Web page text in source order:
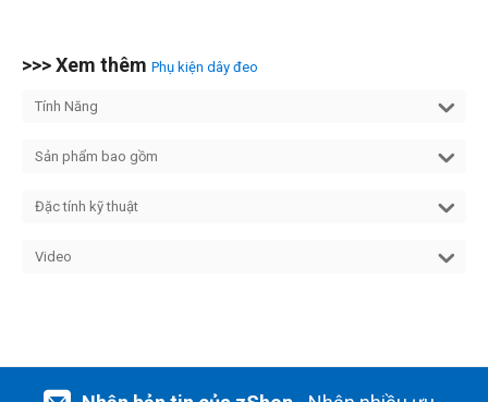
>>> Xem thêm Phụ kiện dây đeo
Tính Năng
Sản phẩm bao gồm
Đặc tính kỹ thuật
Video